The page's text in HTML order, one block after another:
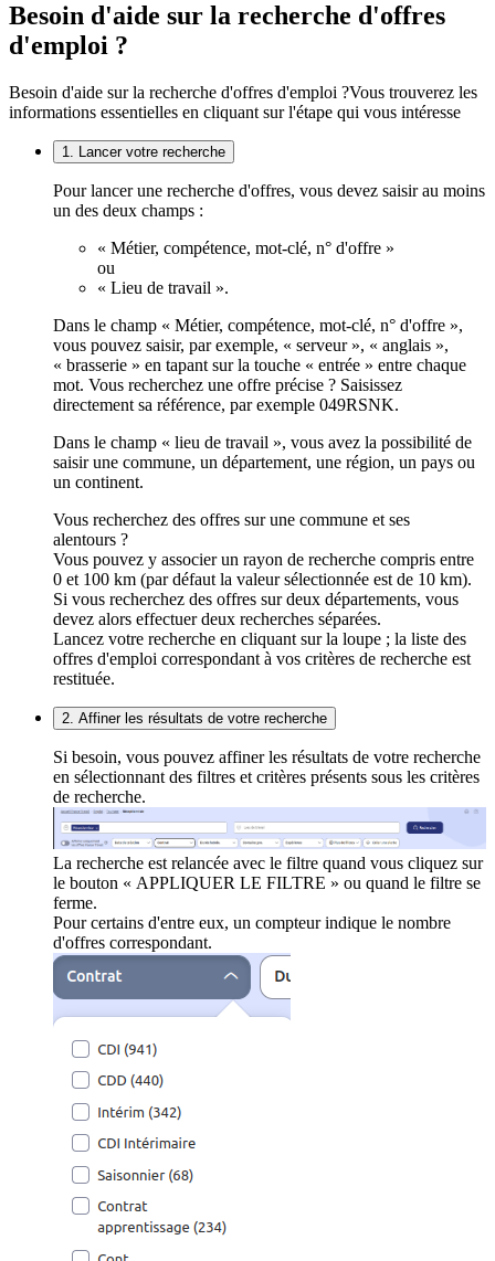
Besoin d'aide sur la recherche d'offres
d'emploi ?
Besoin d'aide sur la recherche d'offres d'emploi ?Vous trouverez les
informations essentielles en cliquant sur l'étape qui vous intéresse
1. Lancer votre recherche
Pour lancer une recherche d'offres, vous devez saisir au moins
un des deux champs :
« Métier, compétence, mot-clé, n° d'offre »
ou
« Lieu de travail ».
Dans le champ « Métier, compétence, mot-clé, n° d'offre »,
vous pouvez saisir, par exemple, « serveur », « anglais »,
« brasserie » en tapant sur la touche « entrée » entre chaque
mot. Vous recherchez une offre précise ? Saisissez
directement sa référence, par exemple 049RSNK.
Dans le champ « lieu de travail », vous avez la possibilité de
saisir une commune, un département, une région, un pays ou
un continent.
Vous recherchez des offres sur une commune et ses
alentours ?
Vous pouvez y associer un rayon de recherche compris entre
0 et 100 km (par défaut la valeur sélectionnée est de 10 km).
Si vous recherchez des offres sur deux départements, vous
devez alors effectuer deux recherches séparées.
Lancez votre recherche en cliquant sur la loupe ; la liste des
offres d'emploi correspondant à vos critères de recherche est
restituée.
2. Affiner les résultats de votre recherche
Si besoin, vous pouvez affiner les résultats de votre recherche
en sélectionnant des filtres et critères présents sous les critères
de recherche.
La recherche est relancée avec le filtre quand vous cliquez sur
le bouton « APPLIQUER LE FILTRE » ou quand le filtre se
ferme.
Pour certains d'entre eux, un compteur indique le nombre
d'offres correspondant.